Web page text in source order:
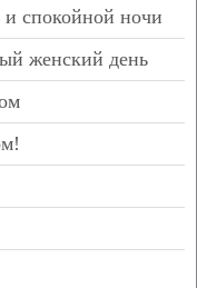
и спокойной ночи
женский день